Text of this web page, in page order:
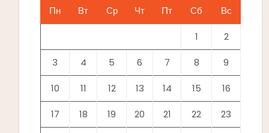
Пн Вт Ср Чт Пт Сб Вс
1 2
3 4 5 6 7 8 9
10 11 12 13 14 15 16
17 18 19 20 21 22 23